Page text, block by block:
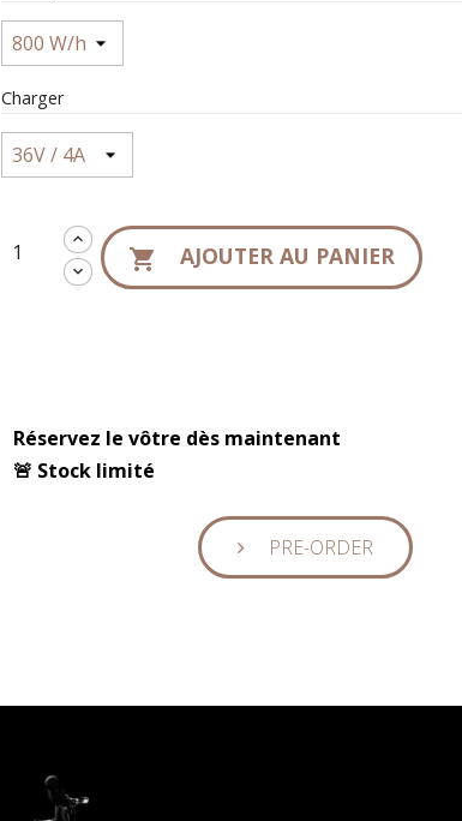
Charger
 AJOUTER AU PANIER
Réservez le vôtre dès maintenant
🚨 Stock limité
PRE-ORDER